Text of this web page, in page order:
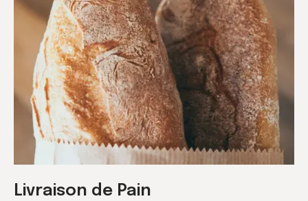
Livraison de Pain